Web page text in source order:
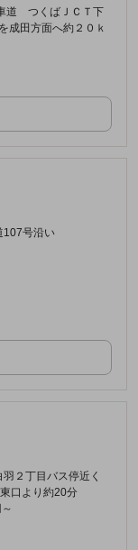
道 つくばＪＣＴ下
成田方面へ約２０ｋ
107号沿い
２丁目バス停近く
東口より約20分